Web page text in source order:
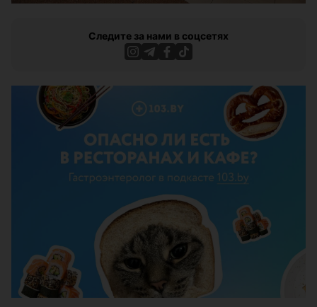
Следите за нами в соцсетях